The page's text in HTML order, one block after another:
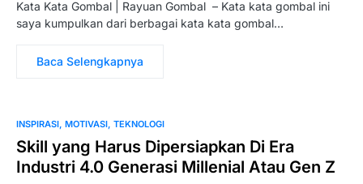
Kata Kata Gombal | Rayuan Gombal – Kata kata gombal ini
saya kumpulkan dari berbagai kata kata gombal…
Baca Selengkapnya
INSPIRASI MOTIVASI TEKNOLOGI
Skill yang Harus Dipersiapkan Di Era
Industri 4.0 Generasi Millenial Atau Gen Z